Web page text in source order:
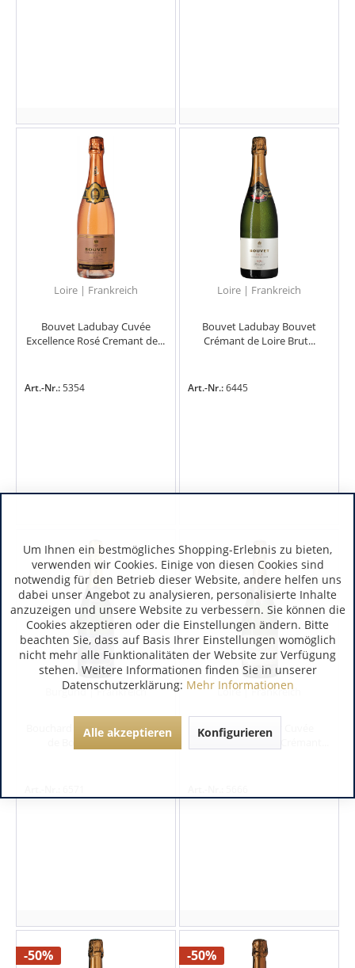
Loire | Frankreich
Bouvet Ladubay Cuvée
Excellence Rosé Cremant de...
Art.-Nr.:5354
Loire | Frankreich
Bouvet Ladubay Bouvet
Crémant de Loire Brut...
Art.-Nr.:6445
Burgund | Frankreich
Bouchard Aîné & Fils Crémant
de Bourgogne Brut...
Loire | Frankreich
Bouvet Ladubay Cuvée
EXCELLENCE Blanc Crémant...
-50% -50%
Um Ihnen ein bestmögliches Shopping-Erlebnis zu bieten,
verwenden wir Cookies. Einige von diesen Cookies sind
notwendig für den Betrieb dieser Website, andere helfen uns
dabei unser Angebot zu analysieren, personalisierte Inhalte
anzuzeigen und unsere Website zu verbessern. Sie können die
Cookies akzeptieren oder die Einstellungen ändern. Bitte
beachten Sie, dass auf Basis Ihrer Einstellungen womöglich
nicht mehr alle Funktionalitäten der Website zur Verfügung
stehen. Weitere Informationen finden Sie in unserer
Datenschutzerklärung: Mehr Informationen
Alle akzeptieren Konfigurieren